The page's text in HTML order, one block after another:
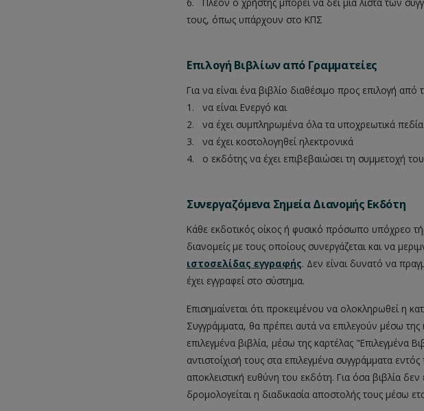
τους, όπως υπάρχουν στο ΚΠΣ
Επιλογή Βιβλίων από Γραμματείες
Για να είναι ένα βιβλίο διαθέσιμο προς επιλογή από
1.
να είναι Ενεργό και
2.
να έχει συμπληρωμένα όλα τα υποχρεωτικά πεδία
3.
να έχει κοστολογηθεί ηλεκτρονικά
4.
ο εκδότης να έχει επιβεβαιώσει τη συμμετοχή
Συνεργαζόμενα Σημεία Διανομής Εκδότη
Κάθε εκδοτικός οίκος ή φυσικό πρόσωπο υπόχρεο
διανομείς με τους οποίους συνεργάζεται και να
ιστοσελίδας εγγραφής. Δεν είναι δυνατό να
έχει εγγραφεί στο σύστημα.
Επισημαίνεται ότι προκειμένου να ολοκληρωθεί η
Συγγράμματα, θα πρέπει αυτά να επιλεγούν μέσω της
επιλεγμένα βιβλία, μέσω της καρτέλας "Επιλεγμένα
αντιστοίχισή τους στα επιλεγμένα συγγράμματα
αποκλειστική ευθύνη του εκδότη. Για όσα βιβλία
δρομολογείται η διαδικασία αποστολής τους μέσω